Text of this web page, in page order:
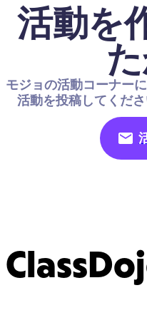
活動を
モジョの活動コーナー
活動を投稿してくだ